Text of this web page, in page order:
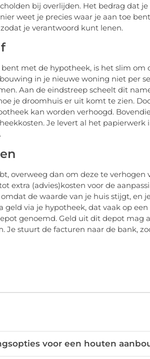
bij overlijden. Het bedrag dat
weet je precies waar je aan toe
je verantwoord kunt lenen.
met de hypotheek, is het slim om
in je nieuwe woning niet per
Aan de eindstreep scheelt dit
je droomhuis er uit komt te zien.
kan worden verhoogd.
Je levert al het papierwerk
overweeg dan om deze te verhogen
extra (advies)kosten voor de
de waarde van je huis stijgt, en
via je hypotheek, dat vaak op
genoemd. Geld uit dit depot mag
Je stuurt de facturen naar de bank,
voor een houten